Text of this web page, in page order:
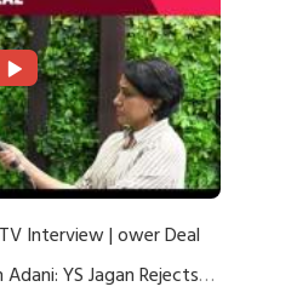
Interview | ower Deal
YS Jagan Rejects